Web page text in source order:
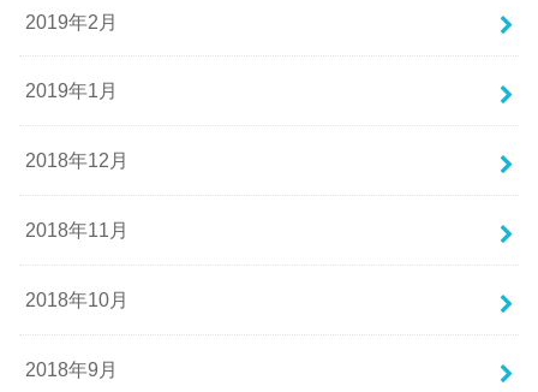
2019年2月
2019年1月
2018年12月
2018年11月
2018年10月
2018年9月